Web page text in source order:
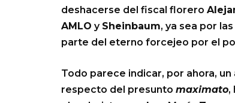
deshacerse del fiscal florero
AMLO y Sheinbaum, ya sea por
parte del eterno forcejeo por el
Todo parece indicar, por ahora,
respecto del presunto maximato,